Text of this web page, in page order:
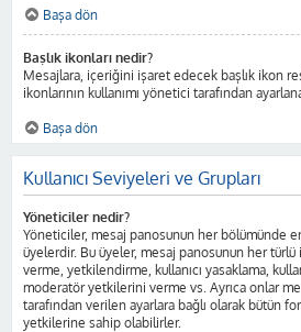
Başa dön
Başlık ikonları nedir?
Mesajlara, içeriğini işaret edecek başlık ikon
ikonlarının kullanımı yönetici tarafından
Başa dön
Kullanıcı Seviyeleri ve Grupları
Yöneticiler nedir?
Yöneticiler, mesaj panosunun her bölümünde
üyelerdir. Bu üyeler, mesaj panosunun her
verme, yetkilendirme, kullanıcı yasaklama,
moderatör yetkilerini verme vs. Ayrıca onlar
tarafından verilen ayarlara bağlı olarak bütün
yetkilerine sahip olabilirler.